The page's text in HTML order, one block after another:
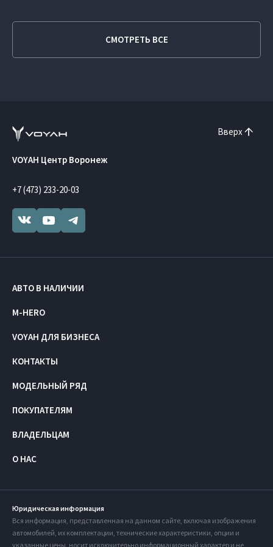
СМОТРЕТЬ ВСЕ
Вверх
VOYAH Центр Воронеж
+7 (473) 233-20-03
АВТО В НАЛИЧИИ
M-HERO
VOYAH ДЛЯ БИЗНЕСА
КОНТАКТЫ
МОДЕЛЬНЫЙ РЯД
ПОКУПАТЕЛЯМ
ВЛАДЕЛЬЦАМ
О НАС
Юридическая информация
Вся информация, представленная на данном сайте, включая изображения
автомобилей, их комплектации, технические характеристики, опции и
указанные цены, носит исключительно информационный характер и не